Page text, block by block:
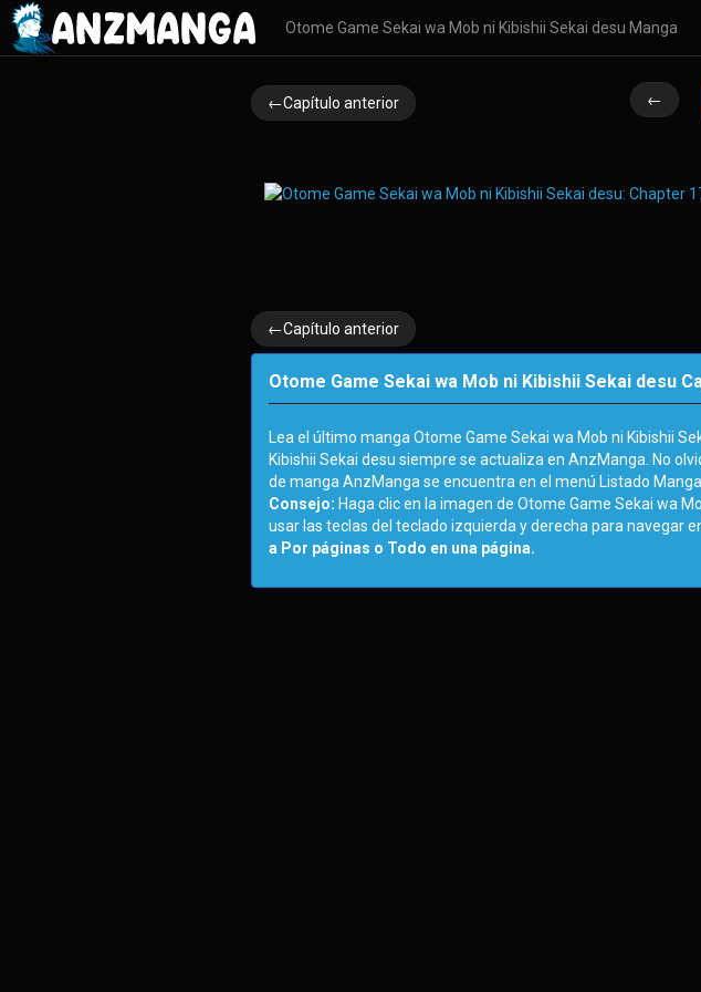
Otome Game Sekai wa Mob ni Kibishii Sekai desu Manga
←Capítulo anterior ←
←Capítulo anterior
Otome Game Sekai wa Mob ni Kibishii Sekai desu
Lea el último manga Otome Game Sekai wa Mob ni Kibishii
Kibishii Sekai desu siempre se actualiza en AnzManga. No
de manga AnzManga se encuentra en el menú Listado Manga.
Consejo: Haga clic en la imagen de Otome Game Sekai wa
usar las teclas del teclado izquierda y derecha para navegar
a Por páginas o Todo en una página.